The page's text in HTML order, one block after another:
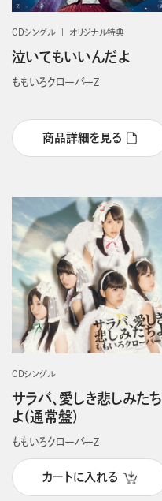
CDシングル オリジナル特典
泣いてもいいんだよ
ももいろクローバーＺ
商品詳細を見る
CDシングル
サラバ、愛しき悲しみたち
よ(通常盤)
ももいろクローバーＺ
カートに入れる